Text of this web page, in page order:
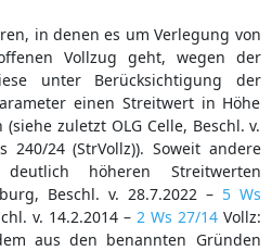
in denen es um Verlegung von
Vollzug geht, wegen der
unter Berücksichtigung der
einen Streitwert in Höhe
zuletzt OLG Celle, Beschl. v.
240/24 (StrVollz)). Soweit andere
deutlich höheren Streitwerten
Beschl. v. 28.7.2022 – 5 Ws
v. 14.2.2014 – 2 Ws 27/14Vollz:
aus den benannten Gründen